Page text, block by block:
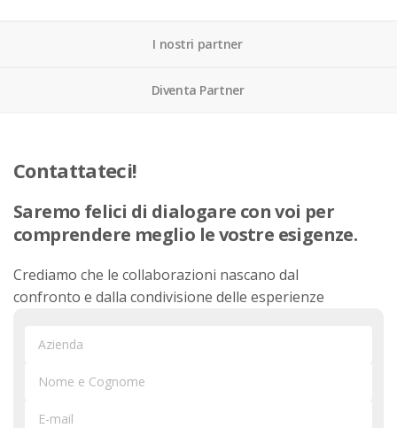
I nostri partner
Diventa Partner
Contattateci!
Saremo felici di dialogare con voi per
comprendere meglio le vostre esigenze.
Crediamo che le collaborazioni nascano dal
confronto e dalla condivisione delle esperienze